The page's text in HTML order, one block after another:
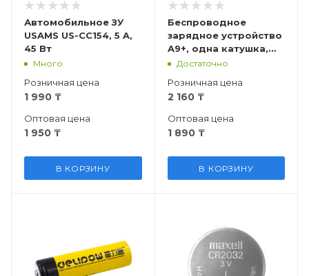
Автомобильное ЗУ
USAMS US-CC154, 5 A,
45 Вт
Много
Розничная цена
1 990 ₸
Оптовая цена
1 950 ₸
В КОРЗИНУ
Беспроводное
зарядное устройство
A9+, одна катушка,
чёрная
Достаточно
Розничная цена
2 160₸
Оптовая цена
1 890₸
В КОРЗИНУ